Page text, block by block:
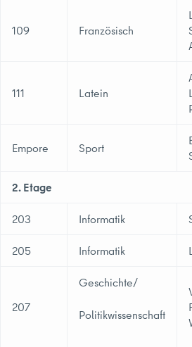
109 Französisch
111 Latein
Empore Sport
2. Etage
203 Informatik
205 Informatik
207
Geschichte/
Politikwissenschaft